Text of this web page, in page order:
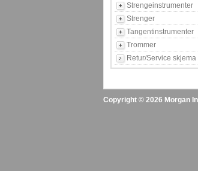
Strengeinstrumenter
Strenger
Tangentinstrumenter
Trommer
Retur/Service skjema
Copyright © 2026 Morgan